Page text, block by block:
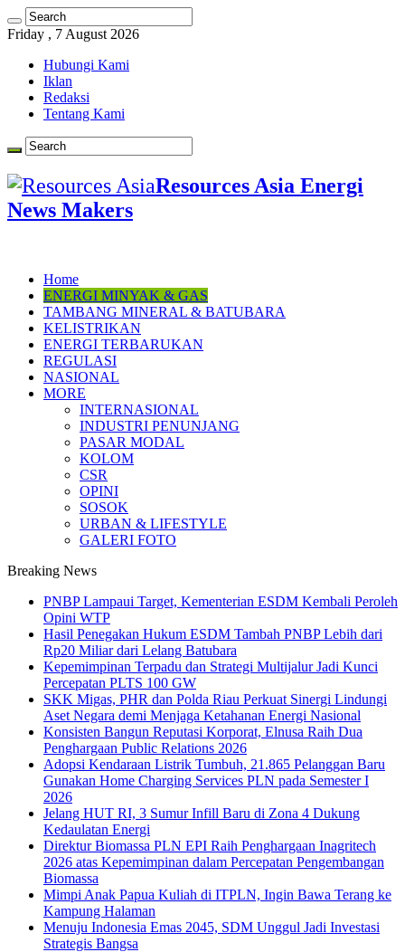
Friday , 7 August 2026
Hubungi Kami
Iklan
Redaksi
Tentang Kami
Resources Asia Energi
News Makers
Home
ENERGI MINYAK & GAS
TAMBANG MINERAL & BATUBARA
KELISTRIKAN
ENERGI TERBARUKAN
REGULASI
NASIONAL
MORE
INTERNASIONAL
INDUSTRI PENUNJANG
PASAR MODAL
KOLOM
CSR
OPINI
SOSOK
URBAN & LIFESTYLE
GALERI FOTO
Breaking News
PNBP Lampaui Target, Kementerian ESDM Kembali Peroleh
Opini WTP
Hasil Penegakan Hukum ESDM Tambah PNBP Lebih dari
Rp20 Miliar dari Lelang Batubara
Kepemimpinan Terpadu dan Strategi Multijalur Jadi Kunci
Percepatan PLTS 100 GW
SKK Migas, PHR dan Polda Riau Perkuat Sinergi Lindungi
Aset Negara demi Menjaga Ketahanan Energi Nasional
Konsisten Bangun Reputasi Korporat, Elnusa Raih Dua
Penghargaan Public Relations 2026
Adopsi Kendaraan Listrik Tumbuh, 21.865 Pelanggan Baru
Gunakan Home Charging Services PLN pada Semester I
2026
Jelang HUT RI, 3 Sumur Infill Baru di Zona 4 Dukung
Kedaulatan Energi
Direktur Biomassa PLN EPI Raih Penghargaan Inagritech
2026 atas Kepemimpinan dalam Percepatan Pengembangan
Biomassa
Mimpi Anak Papua Kuliah di ITPLN, Ingin Bawa Terang ke
Kampung Halaman
Menuju Indonesia Emas 2045, SDM Unggul Jadi Investasi
Strategis Bangsa